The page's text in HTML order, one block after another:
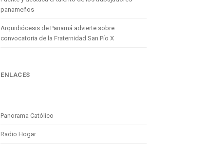
panameños
Arquidiócesis de Panamá advierte sobre
convocatoria de la Fraternidad San Pío X
ENLACES
Panorama Católico
Radio Hogar